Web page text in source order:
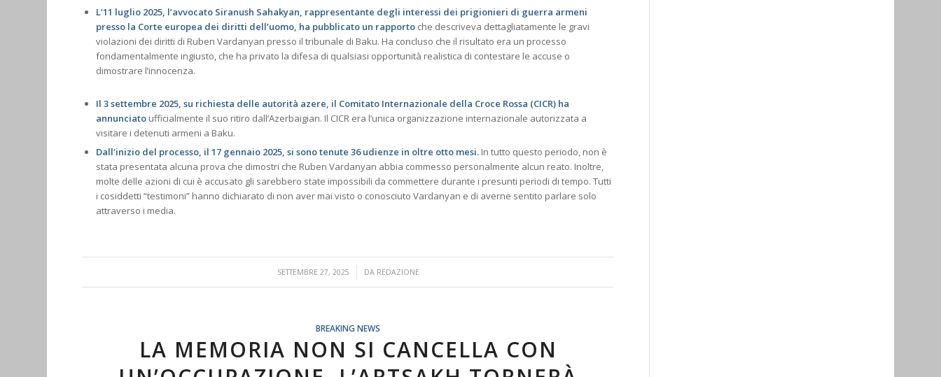
L’11 luglio 2025, l’avvocato Siranush Sahakyan, rappresentante degli interessi dei prigionieri di guerra armeni
presso la Corte europea dei diritti dell’uomo, ha pubblicato un rapporto che descriveva dettagliatamente le gravi
violazioni dei diritti di Ruben Vardanyan presso il tribunale di Baku. Ha concluso che il risultato era un processo
fondamentalmente ingiusto, che ha privato la difesa di qualsiasi opportunità realistica di contestare le accuse o
dimostrare l’innocenza.
Il 3 settembre 2025, su richiesta delle autorità azere, il Comitato Internazionale della Croce Rossa (CICR) ha
annunciato ufficialmente il suo ritiro dall’Azerbaigian. Il CICR era l’unica organizzazione internazionale autorizzata a
visitare i detenuti armeni a Baku.
Dall’inizio del processo, il 17 gennaio 2025, si sono tenute 36 udienze in oltre otto mesi. In tutto questo periodo, non è
stata presentata alcuna prova che dimostri che Ruben Vardanyan abbia commesso personalmente alcun reato. Inoltre,
molte delle azioni di cui è accusato gli sarebbero state impossibili da commettere durante i presunti periodi di tempo. Tutti
i cosiddetti “testimoni” hanno dichiarato di non aver mai visto o conosciuto Vardanyan e di averne sentito parlare solo
attraverso i media.
SETTEMBRE 27, 2025
/ DA REDAZIONE
BREAKING NEWS
LA MEMORIA NON SI CANCELLA CON